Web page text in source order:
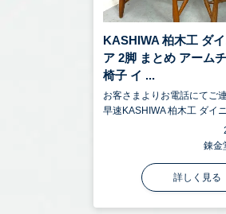
KASHIWA 柏木工 ダ
ア 2脚 まとめ アーム
椅子 イ ...
お客さまよりお電話にてご
早速KASHIWA 柏木工 ダイ
錬金
詳しく見る